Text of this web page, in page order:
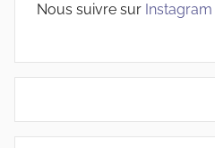
Nous suivre sur Instagram